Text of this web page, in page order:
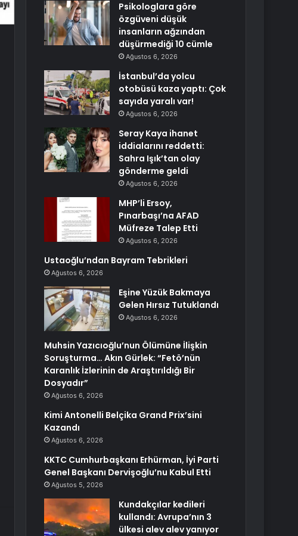
Psikologlara göre
özgüveni düşük
insanların ağzından
düşürmediği 10 cümle
Ağustos 6, 2026
İstanbul’da yolcu
otobüsü kaza yaptı: Çok
sayıda yaralı var!
Ağustos 6, 2026
Seray Kaya ihanet
iddialarını reddetti:
Sahra Işık’tan olay
gönderme geldi
Ağustos 6, 2026
MHP’li Ersoy,
Pınarbaşı’na AFAD
Müfreze Talep Etti
Ağustos 6, 2026
Ustaoğlu’ndan Bayram Tebrikleri
Ağustos 6, 2026
Eşine Yüzük Bakmaya
Gelen Hırsız Tutuklandı
Ağustos 6, 2026
Muhsin Yazıcıoğlu’nun Ölümüne İlişkin
Soruşturma… Akın Gürlek: “Fetö’nün
Karanlık İzlerinin de Araştırıldığı Bir
Dosyadır”
Ağustos 6, 2026
Kimi Antonelli Belçika Grand Prix’sini
Kazandı
Ağustos 6, 2026
KKTC Cumhurbaşkanı Erhürman, İyi Parti
Genel Başkanı Dervişoğlu’nu Kabul Etti
Ağustos 5, 2026
Kundakçılar kedileri
kullandı: Avrupa’nın 3
ülkesi alev alev yanıyor